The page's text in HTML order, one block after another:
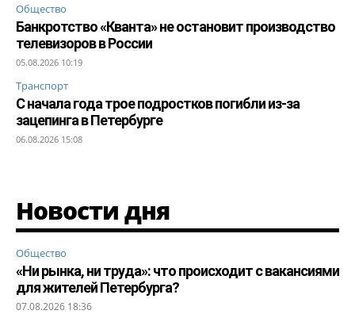
Общество
Банкротство «Кванта» не остановит производство
телевизоров в России
05.08.2026 10:19
Транспорт
С начала года трое подростков погибли из-за
зацепинга в Петербурге
06.08.2026 15:08
Новости дня
Общество
«Ни рынка, ни труда»: что происходит с вакансиями
для жителей Петербурга?
07.08.2026 18:36